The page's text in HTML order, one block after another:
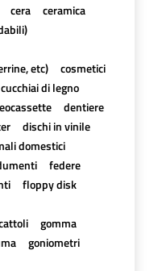
cera
ceramica
etc)
cosmetici
cucchiai di legno
dentiere
dischi in vinile
domestici
federe
floppy disk
gomma
goniometri